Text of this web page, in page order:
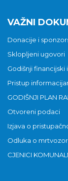
VAŽNI
Donacije i
Sklopljeni ugovori
Godišnji financijski
Pristup
GODIŠNJI PLAN
Otvoreni podaci
Izjava o
Odluka o
CJENICI